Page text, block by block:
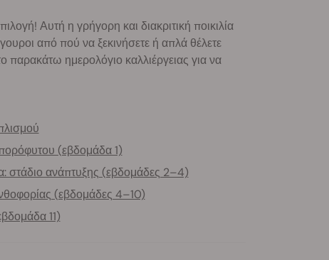
Αυτή η γρήγορη και διακριτική ποικιλία
από πού να ξεκινήσετε ή απλά θέλετε
παρακάτω ημερολόγιο καλλιέργειας για να
(εβδομάδα 1)
ανάπτυξης (εβδομάδες 2–4)
(εβδομάδες 4–10)
11)